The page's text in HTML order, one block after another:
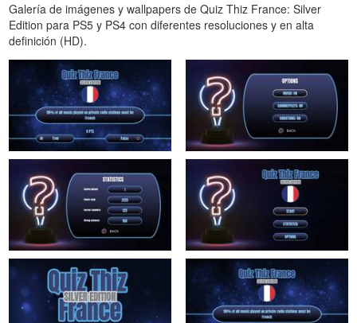
Galería de imágenes y wallpapers de Quiz Thiz France: Silver
Edition para PS5 y PS4 con diferentes resoluciones y en alta
definición (HD).